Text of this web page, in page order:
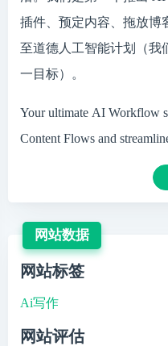
插件、预定内容、拖放博
至道德人工智能计划（我
一目标）。
Your ultimate AI Workflow
Content Flows and
网站数据
网站标签
Ai写作
网站评估